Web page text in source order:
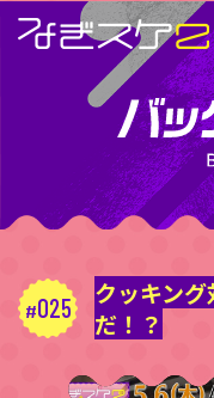
025
クッキン
だ！？